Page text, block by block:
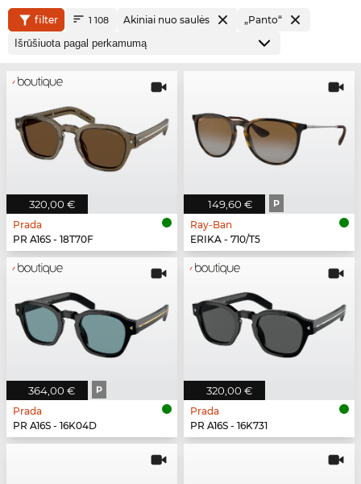
filter 1 108 Akiniai nuo saulės „Panto“
320,00 €
Prada
PR A16S - 18T70F
149,60 € P
Ray-Ban
ERIKA - 710/T5
364,00 € P
Prada
PR A16S - 16K04D
320,00 €
Prada
PR A16S - 16K731